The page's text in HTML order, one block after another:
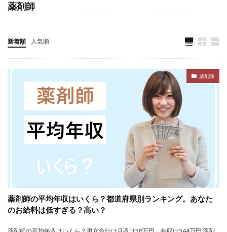
薬剤師
新着順 人気順
薬剤師
薬剤師の平均年収はいくら？都道府県別ランキング。あなた
のお給料は低すぎる？高い？
20代
栄養士人材バンク
株式会社AXIS
株式会社DYM
株式会社エス・エム・エス
株式会社エスエムエス
株式会社カメレオン
株式会社トライトキャリア
弁護士法人
建築施工管理士
株式会社リクルートメディカルキャリア
大学院
合同労働組合ユニオン
吐き気が止まらない
営業職
固定残業代
土木施工管理士
声も聞きたくない
外資系 大学
大学中退者
失敗
平均年収 女性 嫌い
安い